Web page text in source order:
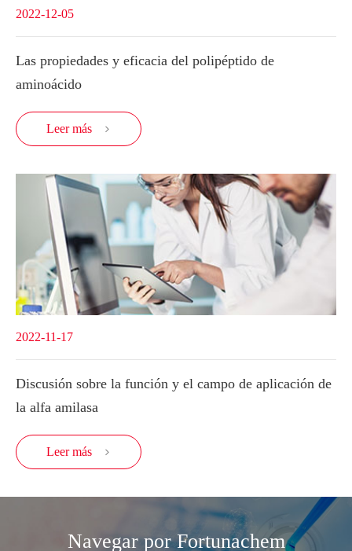
2022-12-05
Las propiedades y eficacia del polipéptido de
aminoácido
Leer más 
2022-11-17
Discusión sobre la función y el campo de aplicación de
la alfa amilasa
Leer más 
Navegar por Fortunachem